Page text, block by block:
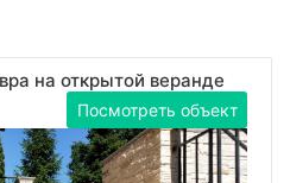
на открытой веранде
Посмотреть объект